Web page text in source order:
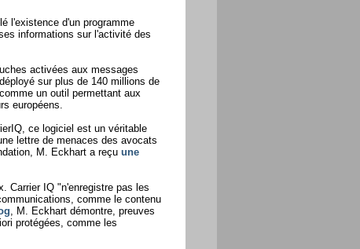
l'existence d'un programme
informations sur l'activité des
activées aux messages
sur plus de 140 millions de
un outil permettant aux
européens.
ce logiciel est un véritable
lettre de menaces des avocats
M. Eckhart a reçu une
Carrier IQ "n'enregistre pas les
comme le contenu
, M. Eckhart démontre, preuves
protégées, comme les